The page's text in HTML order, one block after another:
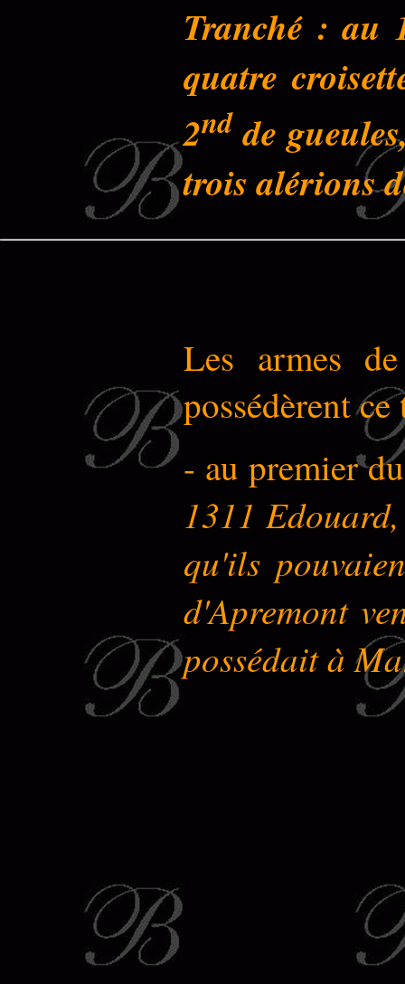
Tranché : au
quatre
2nd de
trois alérions
Les armes
possédèrent
- au premier
1311
qu'ils
d'Apremont
possédait à